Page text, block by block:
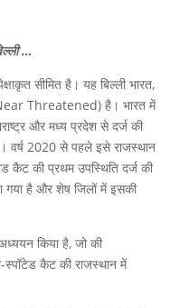
…
सीमित है। यह बिल्ली भारत,
Threatened) है। भारत में
और मध्य प्रदेश से दर्ज की
वर्ष 2020 से पहले इसे राजस्थान
कैट की प्रथम उपस्थिति दर्ज की
गया है और शेष जिलों में इसकी
किया है, जो की
कैट की राजस्थान में